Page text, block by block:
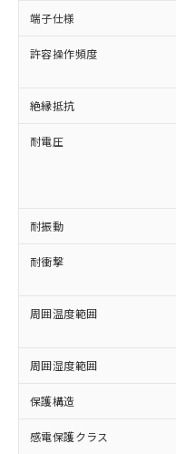
端子仕様
許容操作頻度
絶縁抵抗
耐電圧
耐振動
耐衝撃
周囲温度範囲
周囲湿度範囲
保護構造
感電保護クラス
以下の条件をお
本サービ
(税抜)を
当社制御
本サービ
ことをご
在庫状況
記載して
タに基づ
覧された
準価格とは
※1 対応状況
対応済み：
非含有に対応し
対応予定：EU
有に対応した製
対応予定なし
非含有に非対応
調査・確認中
非含有の対応状
非該当品：ライ
害物質有無と関
仕入先様の事情
いたものが、含
むを得ず変更す
*EU RoHS指令（10物
鉛(Pb) 1000ppm以下
六価クロム(Cr(Ⅵ))
「○」：最大均
基準値以下であ
「×」：最大均
基準値を超えて
「－」：未確認
い合わせください
*中国RoHS10物質の
ム) : 100ppm、
当社は、
為替およ
（以下｢
または国
国政府の
可)を取得